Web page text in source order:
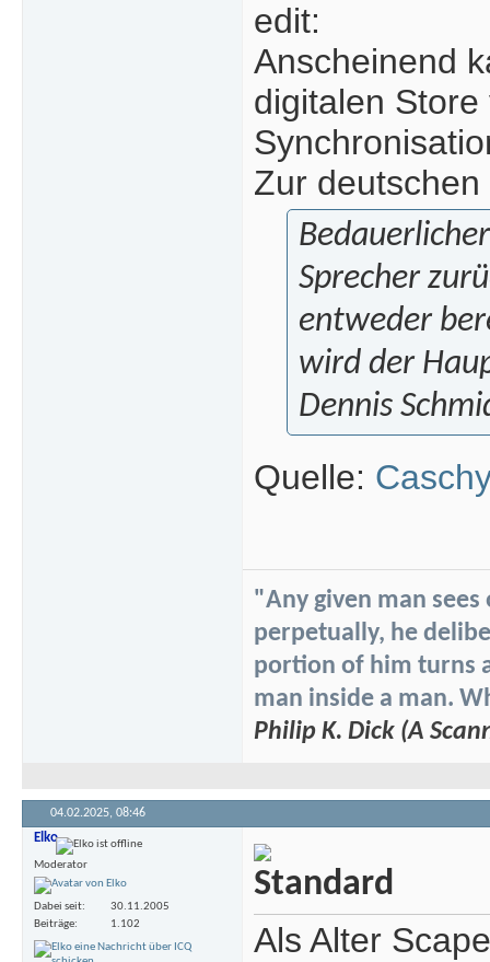
edit:
Anscheinend
digitalen
Zur
Sprecher
entweder
wird der
Dennis
Quelle:
"Any given man
perpetually, he
portion of him turns
man inside a man.
Philip K. Dick (A
04.02.2025, 08:46
Elko
Moderator
Dabei seit
30.11.2005
Beiträge
1.102 Als Alter